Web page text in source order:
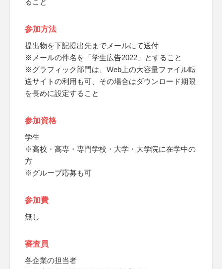
ること
参加方法
提出物を下記提出先までメールにて送付
※メールの件名を「学生広告2022」とすること
※グラフィック部門は、Web上の大容量ファイル転
送サイトの利用も可、その場合はダウンロード期限
を長めに設定すること
参加資格
学生
※高校・高専・専門学校・大学・大学院に在学中の
方
※グループ応募も可
参加費
無し
審査員
各企業の担当者